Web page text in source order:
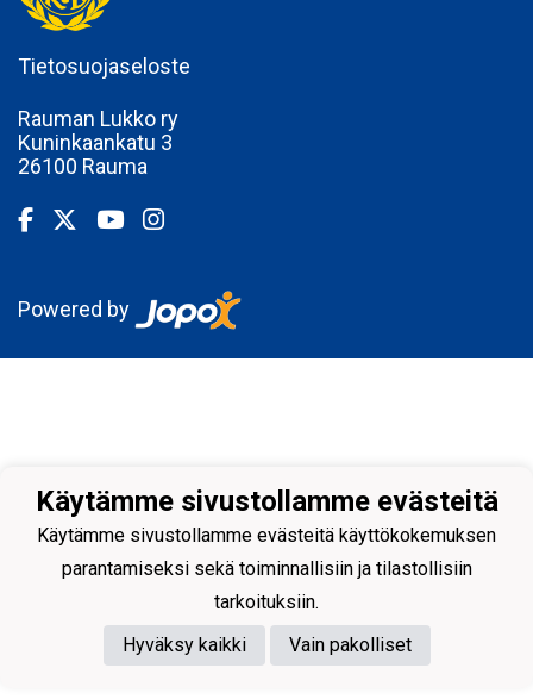
Tietosuojaseloste
Rauman Lukko ry
Kuninkaankatu 3
26100 Rauma
Powered by
Käytämme sivustollamme evästeitä
Käytämme sivustollamme evästeitä käyttökokemuksen
parantamiseksi sekä toiminnallisiin ja tilastollisiin
tarkoituksiin.
Hyväksy kaikki
Vain pakolliset